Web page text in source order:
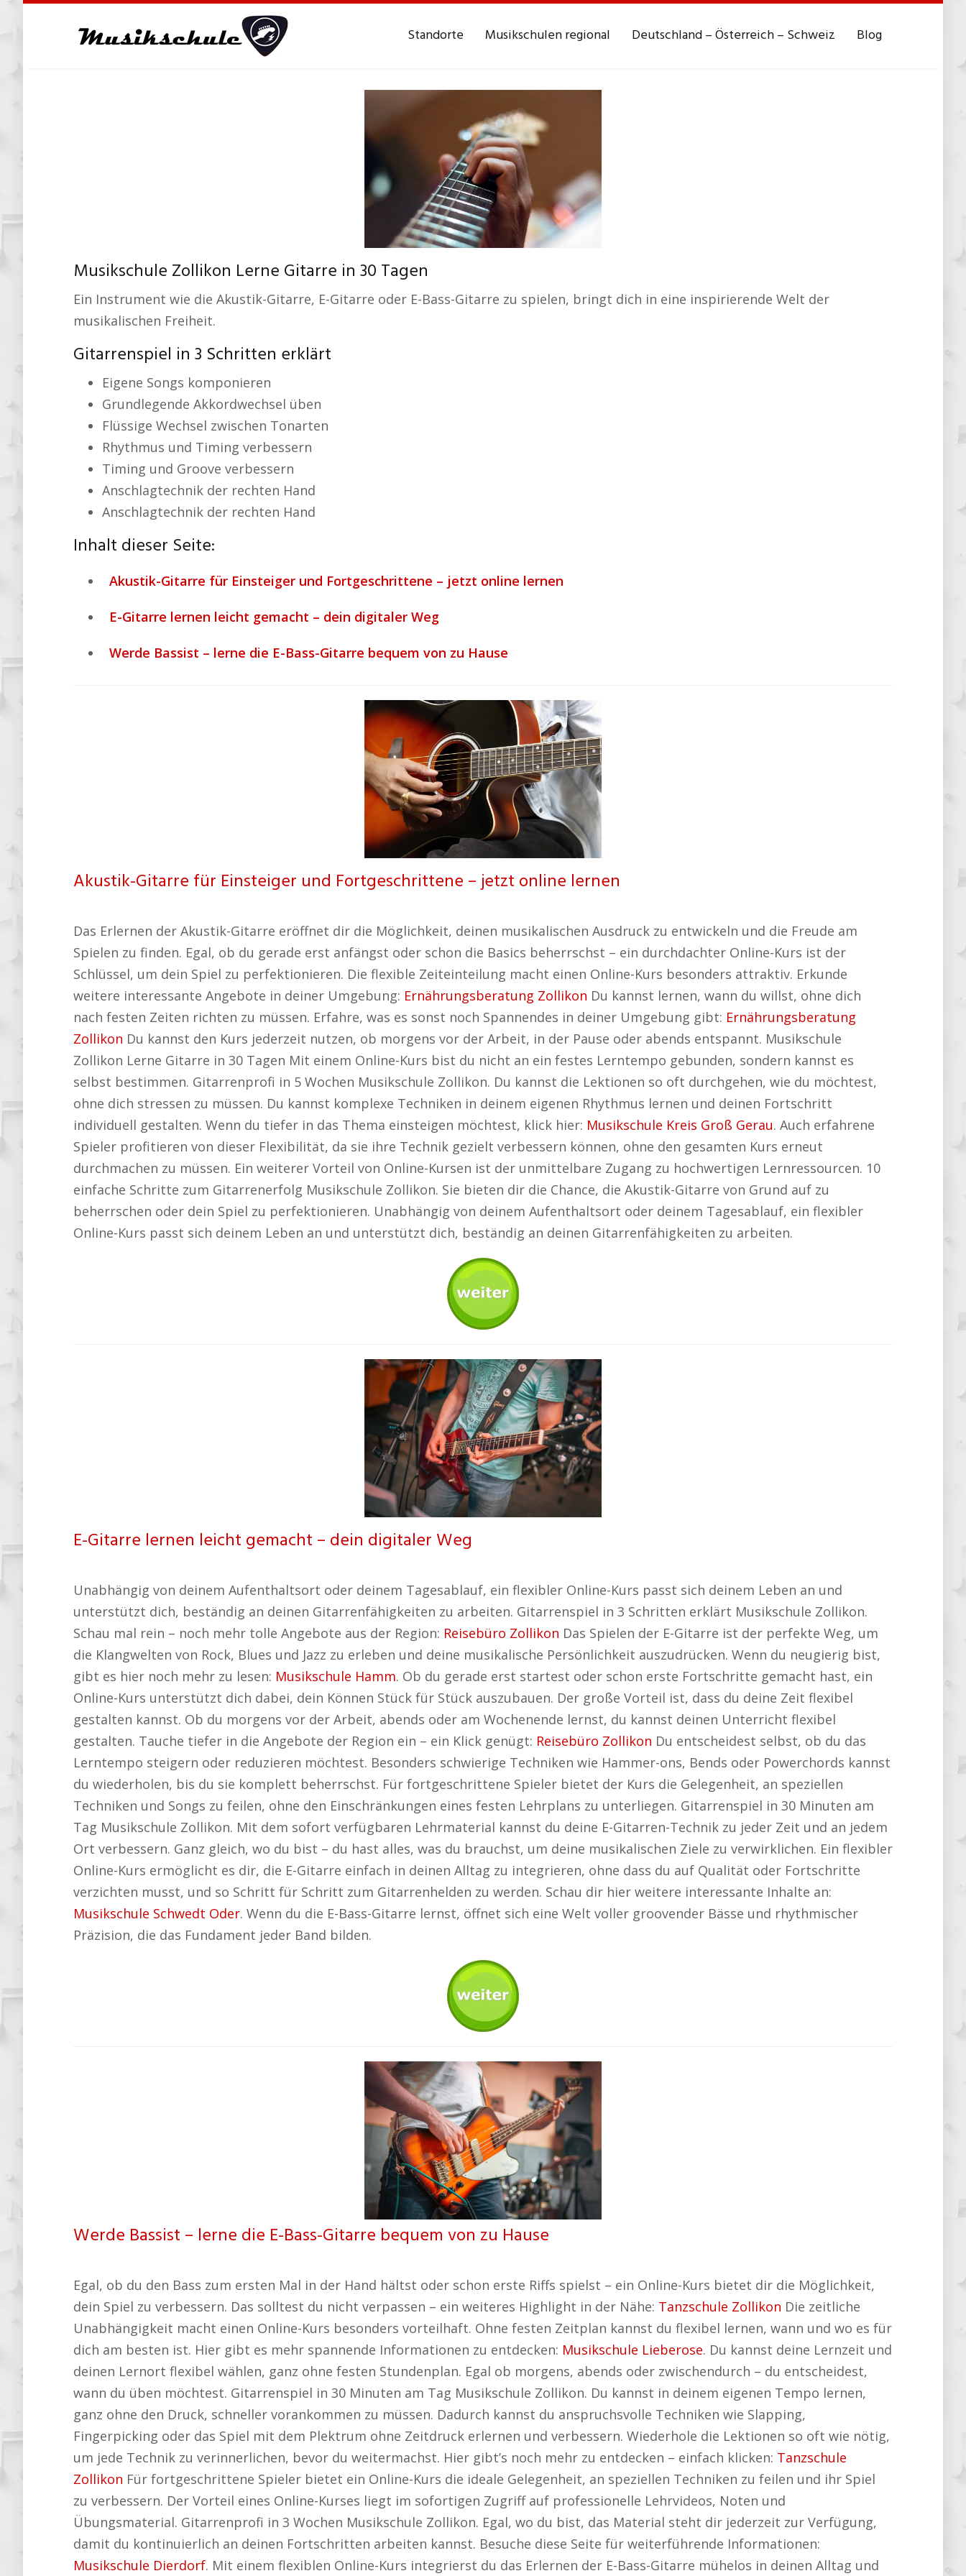
content
Standorte Musikschulen regional Deutschland – Österreich – Schweiz Blog
Musikschule Zollikon Lerne Gitarre in 30 Tagen
Ein Instrument wie die Akustik-Gitarre, E-Gitarre oder E-Bass-Gitarre zu spielen, bringt dich in eine inspirierende Welt der
musikalischen Freiheit.
Gitarrenspiel in 3 Schritten erklärt
Eigene Songs komponieren
Grundlegende Akkordwechsel üben
Flüssige Wechsel zwischen Tonarten
Rhythmus und Timing verbessern
Timing und Groove verbessern
Anschlagtechnik der rechten Hand
Anschlagtechnik der rechten Hand
Inhalt dieser Seite:
Akustik-Gitarre für Einsteiger und Fortgeschrittene – jetzt online lernen
E-Gitarre lernen leicht gemacht – dein digitaler Weg
Werde Bassist – lerne die E-Bass-Gitarre bequem von zu Hause
Akustik-Gitarre für Einsteiger und Fortgeschrittene – jetzt online lernen
Das Erlernen der Akustik-Gitarre eröffnet dir die Möglichkeit, deinen musikalischen Ausdruck zu entwickeln und die Freude am
Spielen zu finden. Egal, ob du gerade erst anfängst oder schon die Basics beherrschst – ein durchdachter Online-Kurs ist der
Schlüssel, um dein Spiel zu perfektionieren. Die flexible Zeiteinteilung macht einen Online-Kurs besonders attraktiv. Erkunde
weitere interessante Angebote in deiner Umgebung: Ernährungsberatung Zollikon Du kannst lernen, wann du willst, ohne dich
nach festen Zeiten richten zu müssen. Erfahre, was es sonst noch Spannendes in deiner Umgebung gibt: Ernährungsberatung
Zollikon Du kannst den Kurs jederzeit nutzen, ob morgens vor der Arbeit, in der Pause oder abends entspannt. Musikschule
Zollikon Lerne Gitarre in 30 Tagen Mit einem Online-Kurs bist du nicht an ein festes Lerntempo gebunden, sondern kannst es
selbst bestimmen. Gitarrenprofi in 5 Wochen Musikschule Zollikon. Du kannst die Lektionen so oft durchgehen, wie du möchtest,
ohne dich stressen zu müssen. Du kannst komplexe Techniken in deinem eigenen Rhythmus lernen und deinen Fortschritt
individuell gestalten. Wenn du tiefer in das Thema einsteigen möchtest, klick hier: Musikschule Kreis Groß Gerau. Auch erfahrene
Spieler profitieren von dieser Flexibilität, da sie ihre Technik gezielt verbessern können, ohne den gesamten Kurs erneut
durchmachen zu müssen. Ein weiterer Vorteil von Online-Kursen ist der unmittelbare Zugang zu hochwertigen Lernressourcen. 10
einfache Schritte zum Gitarrenerfolg Musikschule Zollikon. Sie bieten dir die Chance, die Akustik-Gitarre von Grund auf zu
beherrschen oder dein Spiel zu perfektionieren. Unabhängig von deinem Aufenthaltsort oder deinem Tagesablauf, ein flexibler
Online-Kurs passt sich deinem Leben an und unterstützt dich, beständig an deinen Gitarrenfähigkeiten zu arbeiten.
E-Gitarre lernen leicht gemacht – dein digitaler Weg
Unabhängig von deinem Aufenthaltsort oder deinem Tagesablauf, ein flexibler Online-Kurs passt sich deinem Leben an und
unterstützt dich, beständig an deinen Gitarrenfähigkeiten zu arbeiten. Gitarrenspiel in 3 Schritten erklärt Musikschule Zollikon.
Schau mal rein – noch mehr tolle Angebote aus der Region: Reisebüro Zollikon Das Spielen der E-Gitarre ist der perfekte Weg, um
die Klangwelten von Rock, Blues und Jazz zu erleben und deine musikalische Persönlichkeit auszudrücken. Wenn du neugierig bist,
gibt es hier noch mehr zu lesen: Musikschule Hamm. Ob du gerade erst startest oder schon erste Fortschritte gemacht hast, ein
Online-Kurs unterstützt dich dabei, dein Können Stück für Stück auszubauen. Der große Vorteil ist, dass du deine Zeit flexibel
gestalten kannst. Ob du morgens vor der Arbeit, abends oder am Wochenende lernst, du kannst deinen Unterricht flexibel
gestalten. Tauche tiefer in die Angebote der Region ein – ein Klick genügt: Reisebüro Zollikon Du entscheidest selbst, ob du das
Lerntempo steigern oder reduzieren möchtest. Besonders schwierige Techniken wie Hammer-ons, Bends oder Powerchords kannst
du wiederholen, bis du sie komplett beherrschst. Für fortgeschrittene Spieler bietet der Kurs die Gelegenheit, an speziellen
Techniken und Songs zu feilen, ohne den Einschränkungen eines festen Lehrplans zu unterliegen. Gitarrenspiel in 30 Minuten am
Tag Musikschule Zollikon. Mit dem sofort verfügbaren Lehrmaterial kannst du deine E-Gitarren-Technik zu jeder Zeit und an jedem
Ort verbessern. Ganz gleich, wo du bist – du hast alles, was du brauchst, um deine musikalischen Ziele zu verwirklichen. Ein flexibler
Online-Kurs ermöglicht es dir, die E-Gitarre einfach in deinen Alltag zu integrieren, ohne dass du auf Qualität oder Fortschritte
verzichten musst, und so Schritt für Schritt zum Gitarrenhelden zu werden. Schau dir hier weitere interessante Inhalte an:
Musikschule Schwedt Oder. Wenn du die E-Bass-Gitarre lernst, öffnet sich eine Welt voller groovender Bässe und rhythmischer
Präzision, die das Fundament jeder Band bilden.
Werde Bassist – lerne die E-Bass-Gitarre bequem von zu Hause
Egal, ob du den Bass zum ersten Mal in der Hand hältst oder schon erste Riffs spielst – ein Online-Kurs bietet dir die Möglichkeit,
dein Spiel zu verbessern. Das solltest du nicht verpassen – ein weiteres Highlight in der Nähe: Tanzschule Zollikon Die zeitliche
Unabhängigkeit macht einen Online-Kurs besonders vorteilhaft. Ohne festen Zeitplan kannst du flexibel lernen, wann und wo es für
dich am besten ist. Hier gibt es mehr spannende Informationen zu entdecken: Musikschule Lieberose. Du kannst deine Lernzeit und
deinen Lernort flexibel wählen, ganz ohne festen Stundenplan. Egal ob morgens, abends oder zwischendurch – du entscheidest,
wann du üben möchtest. Gitarrenspiel in 30 Minuten am Tag Musikschule Zollikon. Du kannst in deinem eigenen Tempo lernen,
ganz ohne den Druck, schneller vorankommen zu müssen. Dadurch kannst du anspruchsvolle Techniken wie Slapping,
Fingerpicking oder das Spiel mit dem Plektrum ohne Zeitdruck erlernen und verbessern. Wiederhole die Lektionen so oft wie nötig,
um jede Technik zu verinnerlichen, bevor du weitermachst. Hier gibt’s noch mehr zu entdecken – einfach klicken: Tanzschule
Zollikon Für fortgeschrittene Spieler bietet ein Online-Kurs die ideale Gelegenheit, an speziellen Techniken zu feilen und ihr Spiel
zu verbessern. Der Vorteil eines Online-Kurses liegt im sofortigen Zugriff auf professionelle Lehrvideos, Noten und
Übungsmaterial. Gitarrenprofi in 3 Wochen Musikschule Zollikon. Egal, wo du bist, das Material steht dir jederzeit zur Verfügung,
damit du kontinuierlich an deinen Fortschritten arbeiten kannst. Besuche diese Seite für weiterführende Informationen:
Musikschule Dierdorf. Mit einem flexiblen Online-Kurs integrierst du das Erlernen der E-Bass-Gitarre mühelos in deinen Alltag und